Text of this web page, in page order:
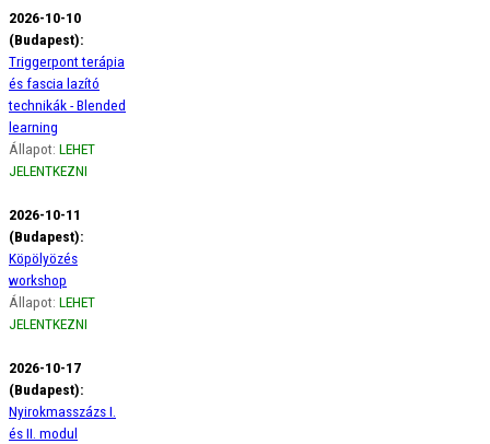
2026-10-10
(Budapest):
Triggerpont terápia
és fascia lazító
technikák - Blended
learning
Állapot: LEHET
JELENTKEZNI
2026-10-11
(Budapest):
Köpölyözés
workshop
Állapot: LEHET
JELENTKEZNI
2026-10-17
(Budapest):
Nyirokmasszázs I.
és II. modul